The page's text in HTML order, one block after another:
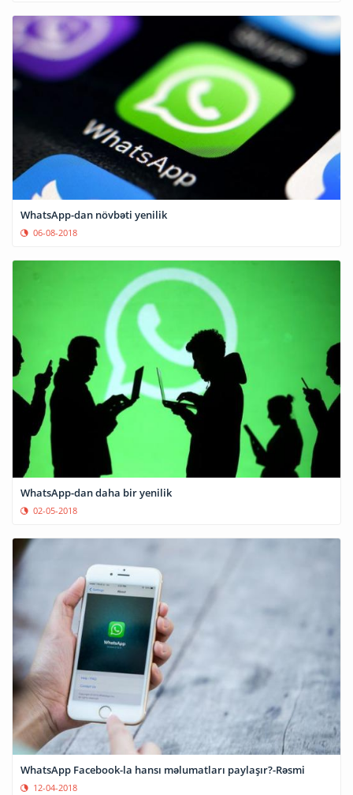
WhatsApp-dan növbəti yenilik
06-08-2018
WhatsApp-dan daha bir yenilik
02-05-2018
WhatsApp Facebook-la hansı məlumatları paylaşır?-Rəsmi
12-04-2018